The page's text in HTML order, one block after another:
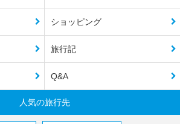
ショッピング
旅行記
Q&A
人気の旅行先